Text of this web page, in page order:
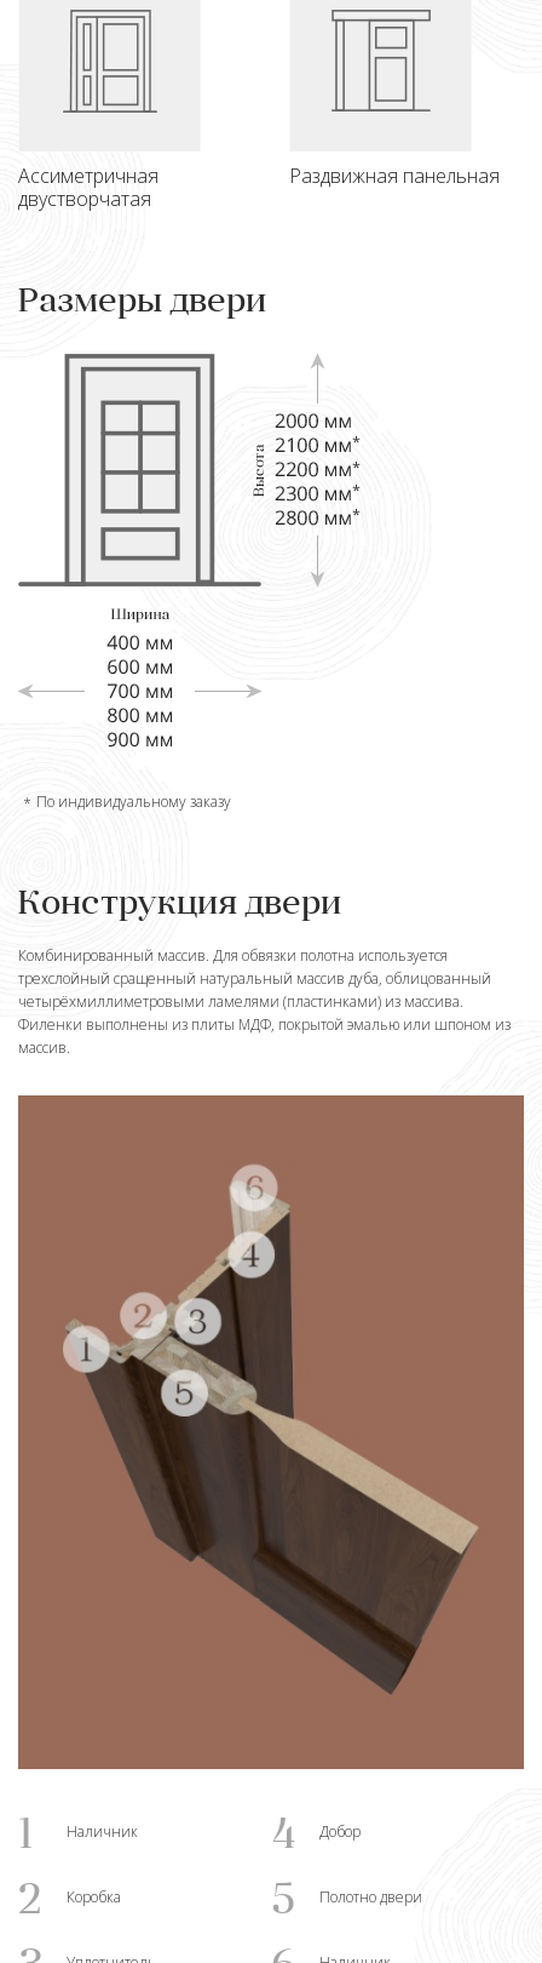
Ассиметричная
двустворчатая
Раздвижная панельная
Размеры двери
По индивидуальному заказу
Конструкция двери
Комбинированный массив. Для обвязки полотна используется
трехслойный сращенный натуральный массив дуба, облицованный
четырёхмиллиметровыми ламелями (пластинками) из массива.
Филенки выполнены из плиты МДФ, покрытой эмалью или шпоном из
массив.
1 Наличник 4 Добор
2 Коробка 5 Полотно двери